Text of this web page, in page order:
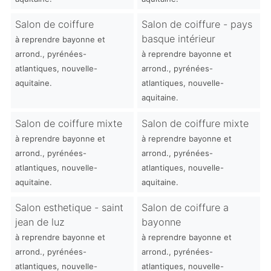
Salon de coiffure
à reprendre bayonne et
arrond., pyrénées-
atlantiques, nouvelle-
aquitaine.
Salon de coiffure - pays
basque intérieur
à reprendre bayonne et
arrond., pyrénées-
atlantiques, nouvelle-
aquitaine.
Salon de coiffure mixte
à reprendre bayonne et
arrond., pyrénées-
atlantiques, nouvelle-
aquitaine.
Salon de coiffure mixte
à reprendre bayonne et
arrond., pyrénées-
atlantiques, nouvelle-
aquitaine.
Salon esthetique - saint
jean de luz
à reprendre bayonne et
arrond., pyrénées-
atlantiques, nouvelle-
Salon de coiffure a
bayonne
à reprendre bayonne et
arrond., pyrénées-
atlantiques, nouvelle-